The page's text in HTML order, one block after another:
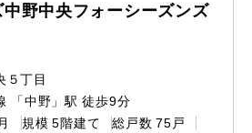
野中央フォーシーズンズ
５丁目
「中野」駅 徒歩9分
規模 5階建て 総戸数 75戸